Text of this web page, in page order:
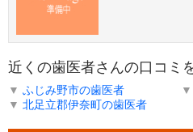
近くの歯医者さんの口コミ
▼ ふじみ野市の歯医者 ▼
▼ 北足立郡伊奈町の歯医者